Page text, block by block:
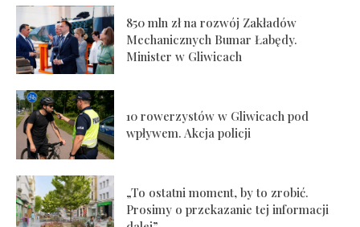
850 mln zł na rozwój Zakładów
Mechanicznych Bumar Łabędy.
Minister w Gliwicach
10 rowerzystów w Gliwicach pod
wpływem. Akcja policji
„To ostatni moment, by to zrobić.
Prosimy o przekazanie tej informacji